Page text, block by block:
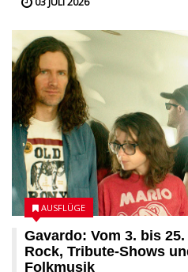
Gavardo: Vom 3. bis
Rock, Tribute-Shows
Folkmusik
AUSFLÜGE